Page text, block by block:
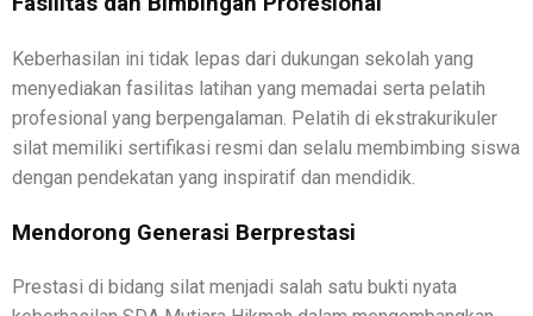
Keberhasilan ini tidak lepas dari dukungan sekolah yang
menyediakan fasilitas latihan yang memadai serta pelatih
profesional yang berpengalaman. Pelatih di ekstrakurikuler
silat memiliki sertifikasi resmi dan selalu membimbing siswa
dengan pendekatan yang inspiratif dan mendidik.
Mendorong Generasi Berprestasi
Prestasi di bidang silat menjadi salah satu bukti nyata